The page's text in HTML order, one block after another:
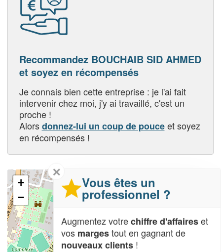
Recommandez BOUCHAIB SID AHMED
et soyez en récompensés
Je connais bien cette entreprise : je l'ai fait
intervenir chez moi, j'y ai travaillé, c'est un
proche !
Alorsdonnez-lui un coup de pouceet soyez
en récompensés !
+
−
✕
Vous êtes un
professionnel ?
Augmentez votrechiffre d'affaireset
vos margestout en gagnant de
nouveaux clients !